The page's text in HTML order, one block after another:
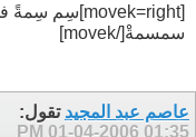
[movek=right]
سِم سِمةً في
سمسمةْ[/movek]
عاصم عبد المجيد تقول:
01-04-2006 01:35 PM